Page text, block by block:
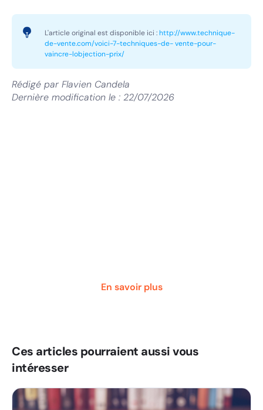
L'article original est disponible ici :http://www.technique-
de-vente.com/voici-7-techniques-de- vente-pour-
vaincre-lobjection-prix/
Rédigé par Flavien Candela
Dernière modification le : 22/07/2026
En savoir plus
Ces articles pourraient aussi vous
intéresser